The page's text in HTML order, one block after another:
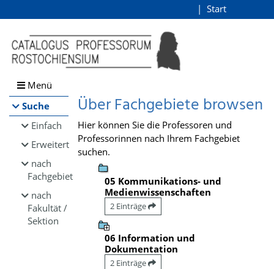
Browsen
direkt zum Inhalt
Start
Menü
Suche
Einfach
Erweitert
nach
Fachgebiet
nach
Fakultät /
Sektion
Über Fachgebiete browsen
Hier können Sie die Professoren und
Professorinnen nach Ihrem Fachgebiet
suchen.
05 Kommunikations- und
Medienwissenschaften
2 Einträge
06 Information und
Dokumentation
2 Einträge